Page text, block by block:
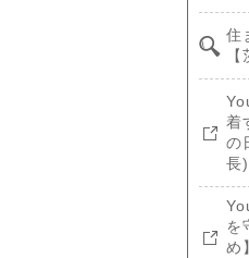
住
着
の
長)
を
め